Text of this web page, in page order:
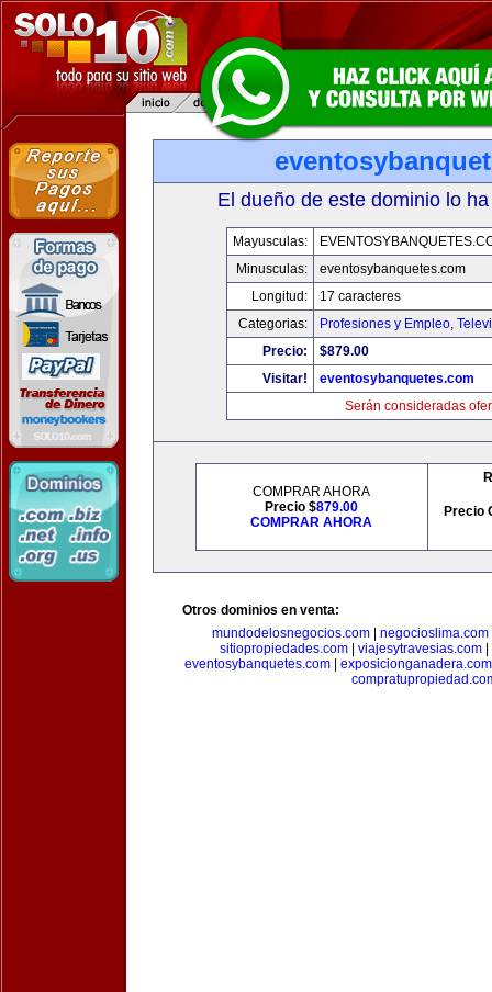
El dueño de este dominio lo
Mayusculas:
Minusculas:
eventosybanquetes.com
Longitud:
17 caracteres
Categorias:
Profesiones y Empleo,
Precio:
$879.00
Visitar!
eventosybanquetes.com
Serán consideradas
COMPRAR AHORA
Precio $879.00
COMPRAR AHORA
Precio
Otros dominios en venta:
mundodelosnegocios.com| negocioslima.com
sitiopropiedades.com| viajesytravesias.com|
eventosybanquetes.com| exposicionganadera.com